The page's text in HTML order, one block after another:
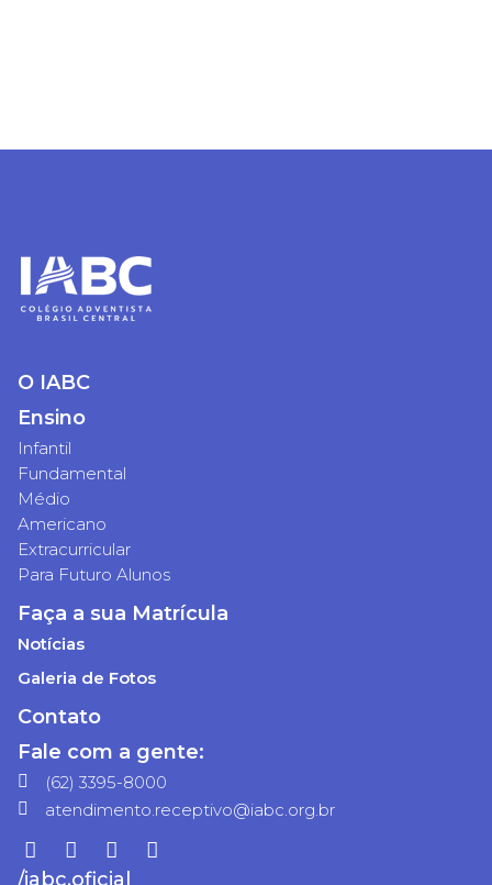
O IABC
Ensino
Infantil
Fundamental
Médio
Americano
Extracurricular
Para Futuro Alunos
Faça a sua Matrícula
Notícias
Galeria de Fotos
Contato
Fale com a gente:
(62) 3395-8000
atendimento.receptivo@iabc.org.br
/iabc.oficial